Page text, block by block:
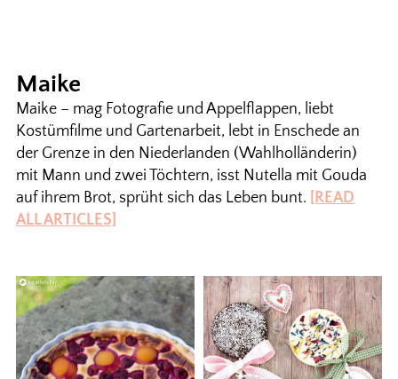
Maike
Maike – mag Fotografie und Appelflappen, liebt
Kostümfilme und Gartenarbeit, lebt in Enschede an
der Grenze in den Niederlanden (Wahlholländerin)
mit Mann und zwei Töchtern, isst Nutella mit Gouda
auf ihrem Brot, sprüht sich das Leben bunt. [READ
ALL ARTICLES]